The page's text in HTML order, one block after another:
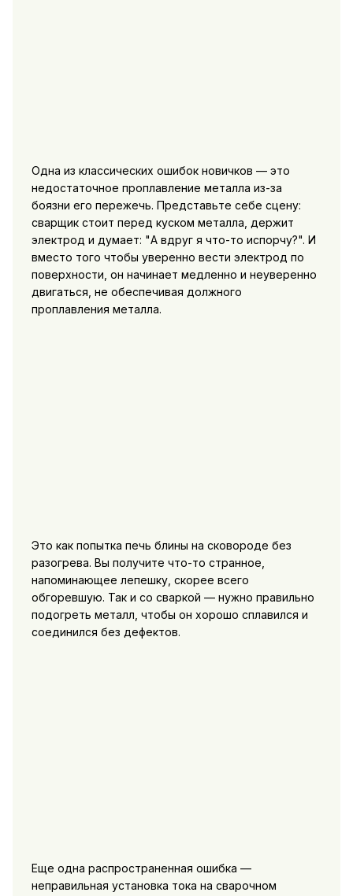
Одна из классических ошибок новичков — это
недостаточное проплавление металла из-за
боязни его пережечь. Представьте себе сцену:
сварщик стоит перед куском металла, держит
электрод и думает: "А вдруг я что-то испорчу?". И
вместо того чтобы уверенно вести электрод по
поверхности, он начинает медленно и неуверенно
двигаться, не обеспечивая должного
проплавления металла.
Это как попытка печь блины на сковороде без
разогрева. Вы получите что-то странное,
напоминающее лепешку, скорее всего
обгоревшую. Так и со сваркой — нужно правильно
подогреть металл, чтобы он хорошо сплавился и
соединился без дефектов.
Еще одна распространенная ошибка —
неправильная установка тока на сварочном